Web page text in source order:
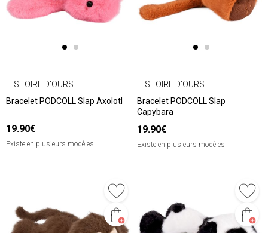
HISTOIRE D'OURS
Bracelet PODCOLL Slap Axolotl
19.90€
Existe en plusieurs modèles
HISTOIRE D'OURS
Bracelet PODCOLL Slap
Capybara
19.90€
Existe en plusieurs modèles